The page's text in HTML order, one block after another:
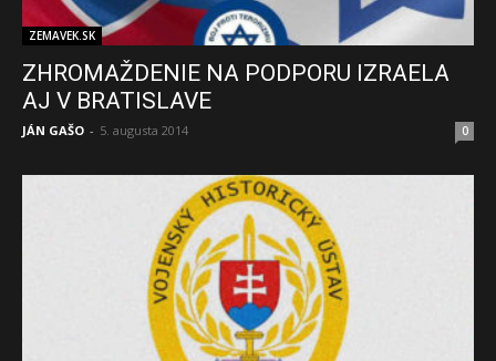
ZEMAVEK.SK
ZHROMAŽDENIE NA PODPORU IZRAELA
AJ V BRATISLAVE
JÁN GAŠO - 5. augusta 2014 0